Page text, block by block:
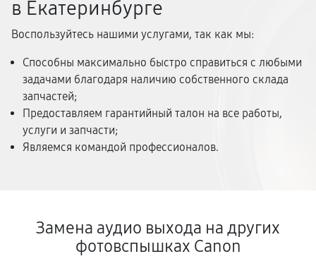
в Екатеринбурге
Воспользуйтесь нашими услугами, так как мы:
Способны максимально быстро справиться с любыми
задачами благодаря наличию собственного склада
запчастей;
Предоставляем гарантийный талон на все работы,
услуги и запчасти;
Являемся командой профессионалов.
Замена аудио выхода на других
фотовспышках Canon